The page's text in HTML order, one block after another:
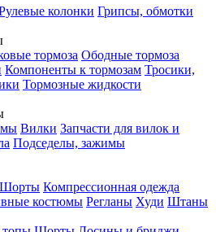
колонки Грипсы, обмотки
тормоза Ободные тормоза
Компоненты к тормозам Тросики,
Тормозные жидкости
Вилки Запчасти для вилок и
Подседелы, зажимы
Шорты Компрессионная одежда
костюмы Регланы Худи Штаны